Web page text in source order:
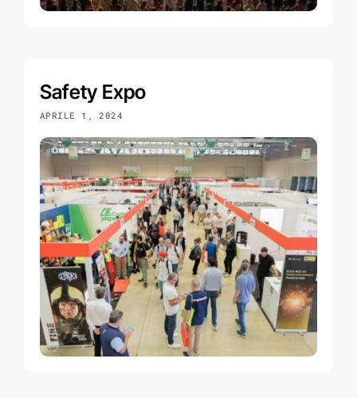
Safety Expo
APRILE 1, 2024